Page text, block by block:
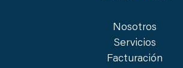
Nosotros
Servicios
Facturación